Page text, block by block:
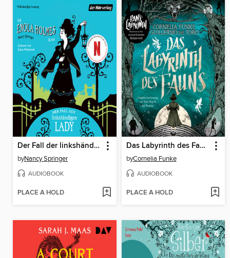
Der Fall der linkshändigen Lady
byNancy Springer
AUDIOBOOK
PLACE A HOLD
Das Labyrinth des Fauns--Pans Labyrinth
byCornelia Funke
AUDIOBOOK
PLACE A HOLD